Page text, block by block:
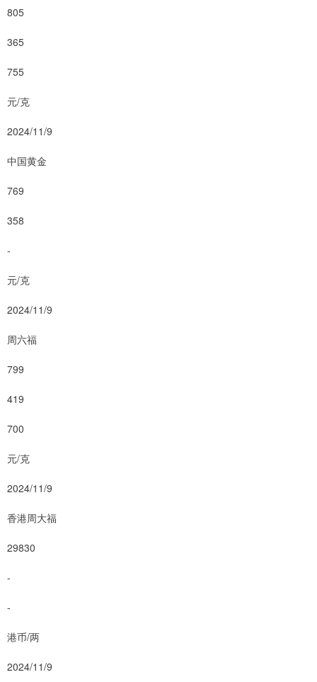
805
365
755
元/克
2024/11/9
中国黄金
769
358
-
元/克
2024/11/9
周六福
799
419
700
元/克
2024/11/9
香港周大福
29830
-
-
港币/两
2024/11/9